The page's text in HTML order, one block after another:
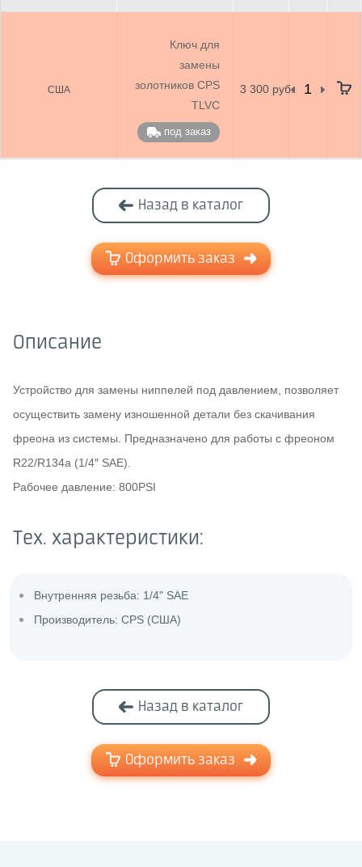
США
Ключ для
замены
золотников CPS
TLVC
под заказ
3 300 руб.
Назад в каталог
Оформить заказ
Описание
Устройство для замены ниппелей под давлением, позволяет
осуществить замену изношенной детали без скачивания
фреона из системы. Предназначено для работы с фреоном
R22/R134a (1/4″ SAE).
Рабочее давление: 800PSI
Тех. характеристики:
Внутренняя резьба: 1/4" SAE
Производитель: CPS (США)
Назад в каталог
Оформить заказ